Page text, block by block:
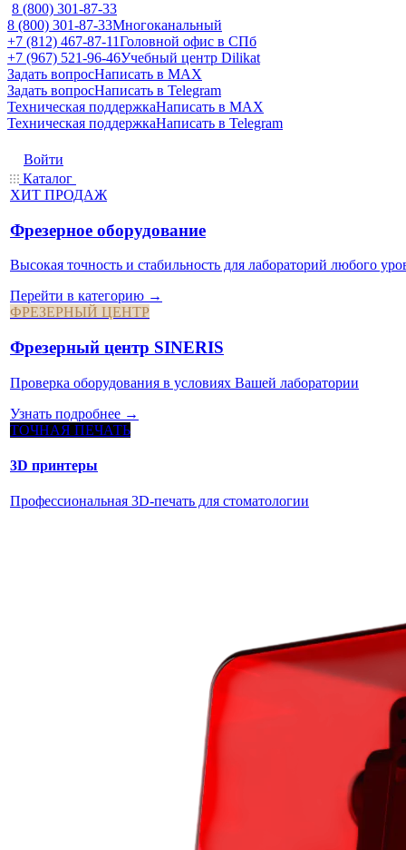
8 (800) 301-87-33
8 (800) 301-87-33Многоканальный
+7 (812) 467-87-11Головной офис в СПб
+7 (967) 521-96-46Учебный центр Dilikat
Задать вопросНаписать в MAX
Задать вопросНаписать в Telegram
Техническая поддержкаНаписать в MAX
Техническая поддержкаНаписать в Telegram
Войти
Каталог
ХИТ ПРОДАЖ
Фрезерное оборудование
Высокая точность и стабильность для лабораторий любого
Перейти в категорию →
ФРЕЗЕРНЫЙ ЦЕНТР
Фрезерный центр SINERIS
Проверка оборудования в условиях Вашей лаборатории
Узнать подробнее →
ТОЧНАЯ ПЕЧАТЬ
3D принтеры
Профессиональная 3D-печать для стоматологии